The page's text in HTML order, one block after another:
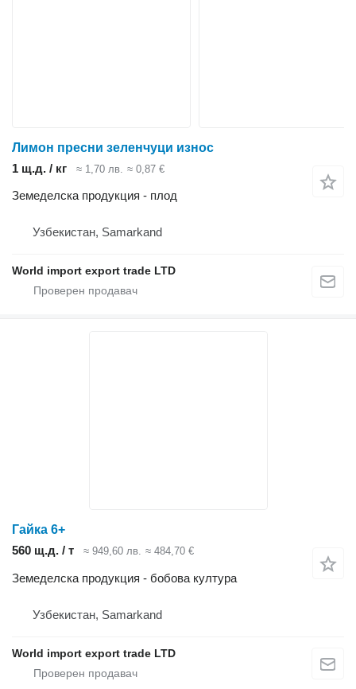
Лимон пресни зеленчуци износ
1 щ.д. / кг
≈ 1,70 лв. ≈ 0,87 €
Земеделска продукция - плод
Узбекистан, Samarkand
World import export trade LTD
Гайка 6+
560 щ.д. / т
≈ 949,60 лв. ≈ 484,70 €
Земеделска продукция - бобова култура
Узбекистан, Samarkand
World import export trade LTD